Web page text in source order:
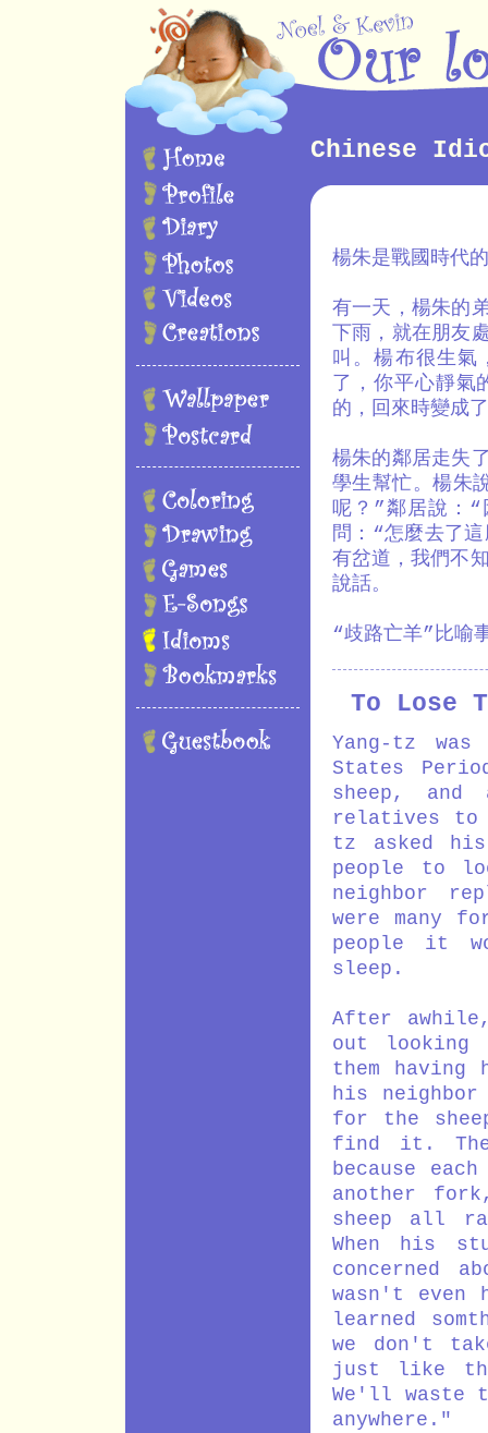
Chinese
楊朱是戰國時代
有一天，楊朱的
下雨，就在朋友
叫。楊布很生氣
了，你平心靜氣
的，回來時變成
楊朱的鄰居走失
學生幫忙。楊朱
呢？”鄰居說：“
問：“怎麼去了
有岔道，我們不
說話。
“歧路亡羊”比喻
To Lose
Yang-tz
States
sheep,
relatives to
tz asked his
people to
neighbor
were many
people it
sleep.
After
out looking
them having
his neighbor
for the
find it. The
because
another
sheep all
When his
concerned
wasn't even
learned
we don't
just like
We'll waste
anywhere."